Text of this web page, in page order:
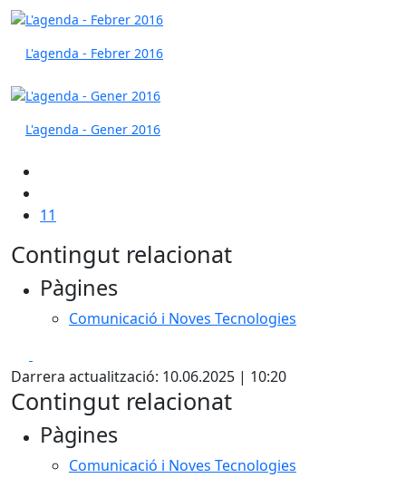
L'agenda - Febrer 2016
L'agenda - Gener 2016
11
Contingut relacionat
Pàgines
Comunicació i Noves Tecnologies
Darrera actualització: 10.06.2025 | 10:20
Contingut relacionat
Pàgines
Comunicació i Noves Tecnologies